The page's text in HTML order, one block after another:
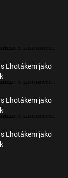
Lhotákem jako
Lhotákem jako
Lhotákem jako